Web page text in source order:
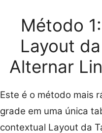
Método
Layout
Alternar
Este é o método mais
grade em uma única
contextual Layout da